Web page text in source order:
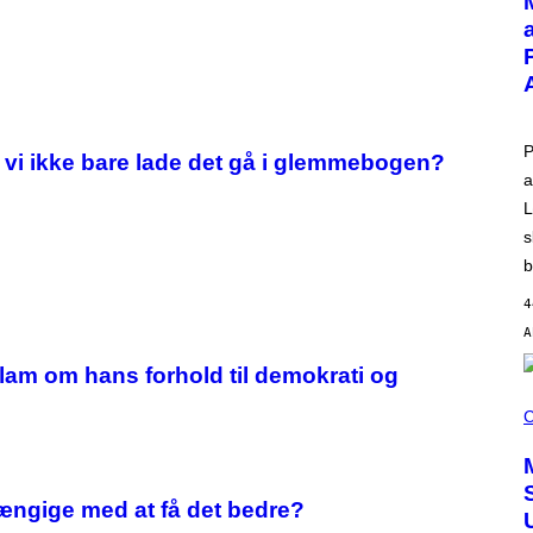
ikke bare lade det gå i glemmebogen?
om hans forhold til demokrati og
med at få det bedre?
T
O
V
I
A
T
O
I
L
E
)
O
T
E
S
Y